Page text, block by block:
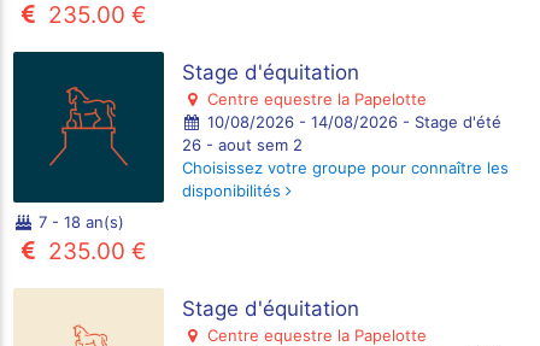
235.00 €
Stage d'équitation
Centre equestre la Papelotte
10/08/2026 - 14/08/2026 - Stage d'été
26 - aout sem 2
Choisissez votre groupe pour connaître les
disponibilités
7 - 18 an(s)
235.00 €
Stage d'équitation
Centre equestre la Papelotte